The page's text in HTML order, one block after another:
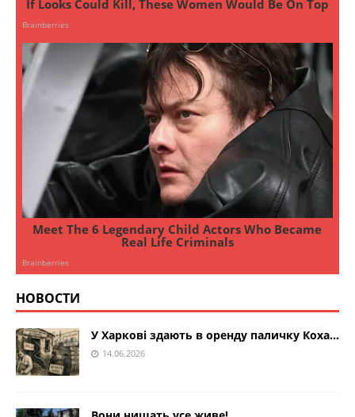
НОВОСТИ
У Харкові здають в оренду паличку Коха…
14.06.2026